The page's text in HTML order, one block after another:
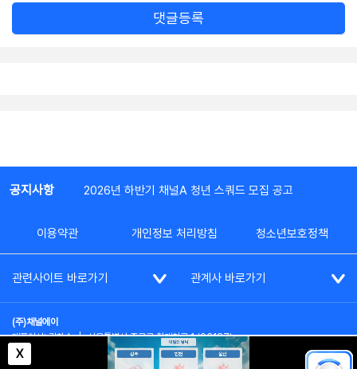
댓글등록
X
공지사항 2026년 하반기 채널A 청년 스쿼드 모집 공고
이용약관 개인정보 처리방침 청소년보호정책
관련사이트 바로가기 관계사 바로가기
(주)채널에이
대표이사: 김차수 | 서울특별시 종로구 청계천로 1 (03187)
부가통신사업신고: 022357호 | 사업자등록번호: 101-86-62787